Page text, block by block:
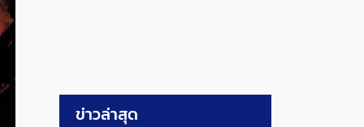
ข่าวล่าสุด